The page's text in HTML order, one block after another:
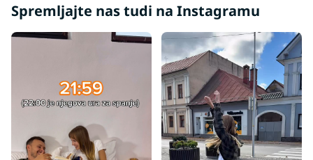
Spremljajte nas tudi na Instagramu